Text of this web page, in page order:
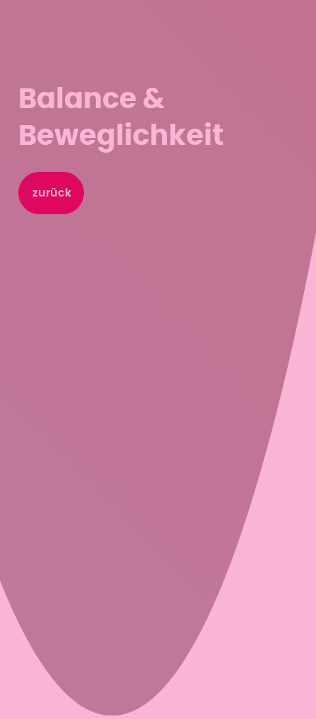
Balance &
Beweglichkeit
zurück